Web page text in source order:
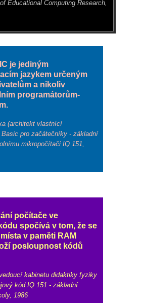
Educational Computing Research,
je jediným
jazykem určeným
a nikoliv
programátorům-
(architekt vlastnící
pro začátečníky - základní
mikropočítači IQ 151,
počítače ve
spočívá v tom, že se
v paměti RAM
posloupnost kódů
kabinetu didaktiky fyziky
kód IQ 151 - základní
1986